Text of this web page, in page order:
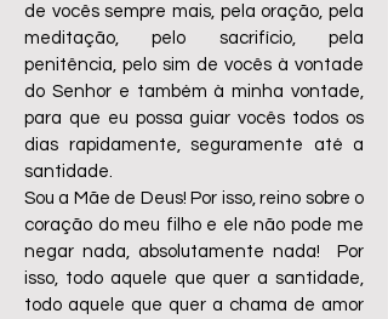
de vocês sempre mais, pela oração, pela
meditação, pelo sacrifício, pela
penitência, pelo sim de vocês à vontade
do Senhor e também à minha vontade,
para que eu possa guiar vocês todos os
dias rapidamente, seguramente até a
santidade.
Sou a Mãe de Deus! Por isso, reino sobre o
coração do meu filho e ele não pode me
negar nada, absolutamente nada! Por
isso, todo aquele que quer a santidade,
todo aquele que quer a chama de amor